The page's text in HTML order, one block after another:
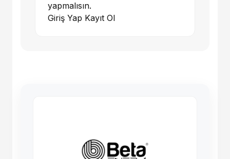
yapmalısın.
Giriş Yap Kayıt Ol